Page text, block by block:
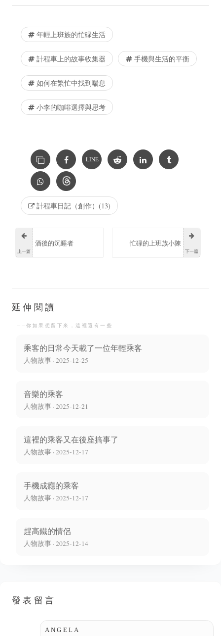
年輕上班族的忙碌生活
計程車上的故事收集器 手機與生活的平衡
如何在繁忙中找到喘息
小李的咖啡選擇與思考
LINE
計程車日記（創作）(13)
上一篇
酒後的沉睡者
下一篇
忙碌的上班族小陳
延伸閱讀
──你如果想留下來，這裡還有一些
乘客的日常今天載了一位年輕乘客
人物故事 · 2025-12-25
音樂的乘客
人物故事 · 2025-12-21
這裡的乘客又在後座搞事了
人物故事 · 2025-12-17
手機成癮的乘客
人物故事 · 2025-12-17
趕高鐵的情侶
人物故事 · 2025-12-14
發表留言
ANGELA